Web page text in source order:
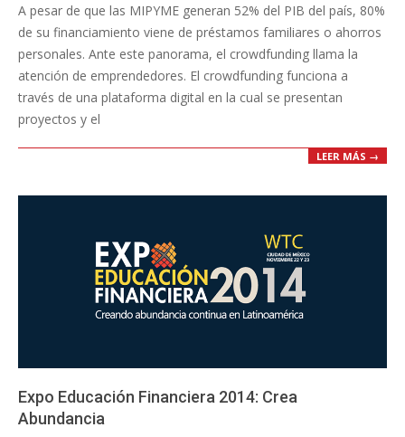
10
A pesar de que las MIPYME generan 52% del PIB del país, 80%
de su financiamiento viene de préstamos familiares o ahorros
personales. Ante este panorama, el crowdfunding llama la
atención de emprendedores. El crowdfunding funciona a
través de una plataforma digital en la cual se presentan
proyectos y el
LEER MÁS →
Expo Educación Financiera 2014: Crea
Abundancia